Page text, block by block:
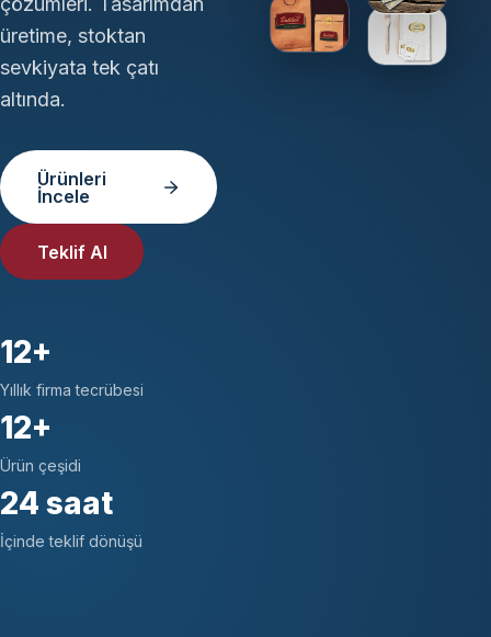
üretime, stoktan
sevkiyata tek çatı
altında.
Ürünleri
İncele
Teklif Al
12+
Yıllık firma tecrübesi
12+
Ürün çeşidi
24 saat
İçinde teklif dönüşü